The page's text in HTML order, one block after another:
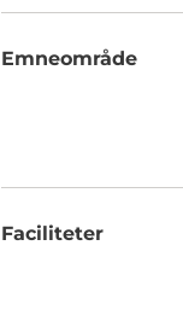
Emneområde
Faciliteter